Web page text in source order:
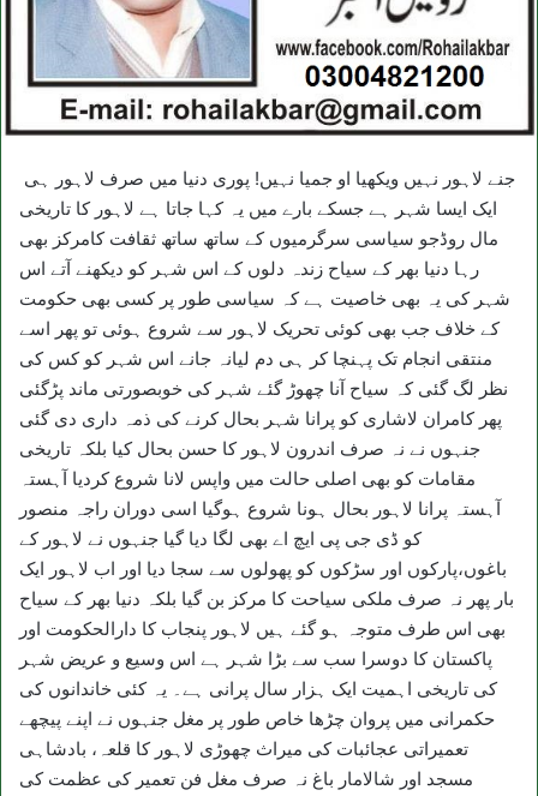
ایک ایسا شہر ہے جسکے بارے میں یہ کہا جاتا ہے لاہور کا تاریخی
مال روڈجو سیاسی سرگرمیوں کے ساتھ ساتھ ثقافت کامرکز بھی
رہا دنیا بھر کے سیاح زندہ دلوں کے اس شہر کو دیکھنے آتے اس
شہر کی یہ بھی خاصیت ہے کہ سیاسی طور پر کسی بھی حکومت
کے خلاف جب بھی کوئی تحریک لاہور سے شروع ہوئی تو پھر اسے
منتقی انجام تک پہنچا کر ہی دم لیانہ جانے اس شہر کو کس کی
نظر لگ گئی کہ سیاح آنا چھوڑ گئے شہر کی خوبصورتی ماند پڑگئی
پھر کامران لاشاری کو پرانا شہر بحال کرنے کی ذمہ داری دی گئی
جنہوں نے نہ صرف اندرون لاہور کا حسن بحال کیا بلکہ تاریخی
مقامات کو بھی اصلی حالت میں واپس لانا شروع کردیا آہستہ
آہستہ پرانا لاہور بحال ہونا شروع ہوگیا اسی دوران راجہ منصور
کو ڈی جی پی ایچ اے بھی لگا دیا گیا جنہوں نے لاہور کے
باغوں،پارکوں اور سڑکوں کو پھولوں سے سجا دیا اور اب لاہور ایک
بار پھر نہ صرف ملکی سیاحت کا مرکز بن گیا بلکہ دنیا بھر کے سیاح
بھی اس طرف متوجہ ہو گئے ہیں لاہور پنجاب کا دارالحکومت اور
پاکستان کا دوسرا سب سے بڑا شہر ہے اس وسیع و عریض شہر
کی تاریخی اہمیت ایک ہزار سال پرانی ہے۔ یہ کئی خاندانوں کی
حکمرانی میں پروان چڑھا خاص طور پر مغل جنہوں نے اپنے پیچھے
تعمیراتی عجائبات کی میراث چھوڑی لاہور کا قلعہ، بادشاہی
مسجد اور شالامار باغ نہ صرف مغل فن تعمیر کی عظمت کی